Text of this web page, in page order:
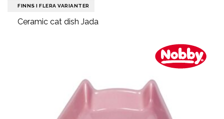
FINNS I FLERA VARIANTER
Ceramic cat dish Jada